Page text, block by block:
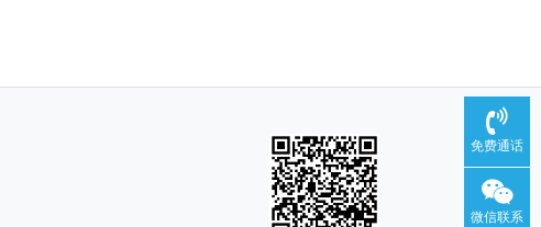
免费通话
微信联系